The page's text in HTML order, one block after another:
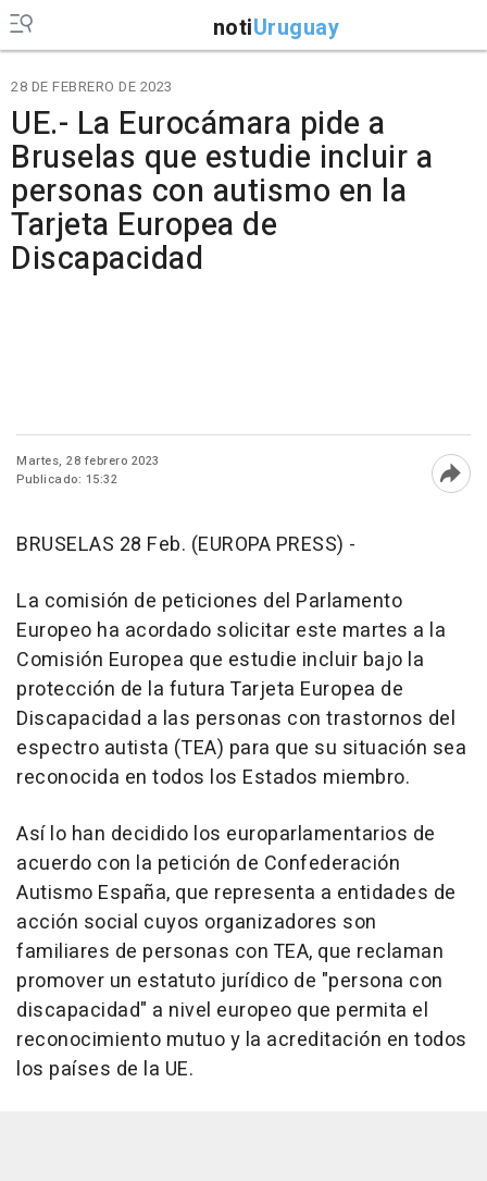
notiUruguay
28 DE FEBRERO DE 2023
UE.- La Eurocámara pide a
Bruselas que estudie incluir a
personas con autismo en la
Tarjeta Europea de
Discapacidad
Martes, 28 febrero 2023
Publicado: 15:32
BRUSELAS 28 Feb. (EUROPA PRESS) -
La comisión de peticiones del Parlamento
Europeo ha acordado solicitar este martes a la
Comisión Europea que estudie incluir bajo la
protección de la futura Tarjeta Europea de
Discapacidad a las personas con trastornos del
espectro autista (TEA) para que su situación sea
reconocida en todos los Estados miembro.
Así lo han decidido los europarlamentarios de
acuerdo con la petición de Confederación
Autismo España, que representa a entidades de
acción social cuyos organizadores son
familiares de personas con TEA, que reclaman
promover un estatuto jurídico de "persona con
discapacidad" a nivel europeo que permita el
reconocimiento mutuo y la acreditación en todos
los países de la UE.